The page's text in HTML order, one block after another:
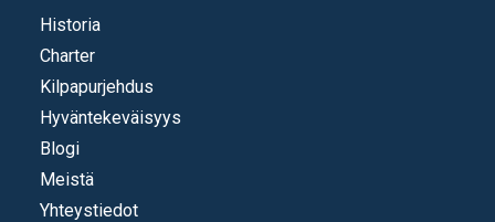
Historia
Charter
Kilpapurjehdus
Hyväntekeväisyys
Blogi
Meistä
Yhteystiedot